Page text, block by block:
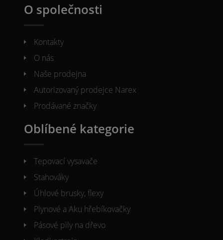
O společnosti
Kontakty
O nás
Naše prodejna
Autorizovaný prodejce Narex
Prodávané značky
Oblíbené kategorie
Tepovací vysavače
Stahováky
Úhlové brusky, flexy
Plynové a Aku hřebíkovačky
Pásové pily na dřevo